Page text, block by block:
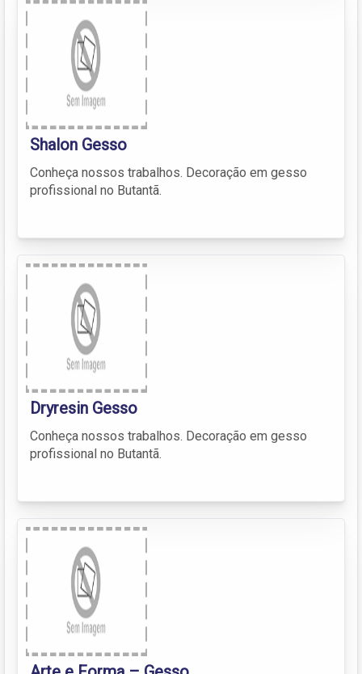
Shalon Gesso
Conheça nossos trabalhos. Decoração em gesso
profissional no Butantã.
Dryresin Gesso
Conheça nossos trabalhos. Decoração em gesso
profissional no Butantã.